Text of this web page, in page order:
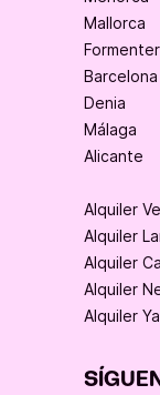
Mallorca
Barcelona
Denia
Málaga
Alicante
Alquiler
Alquiler
Alquiler
Alquiler
Alquiler